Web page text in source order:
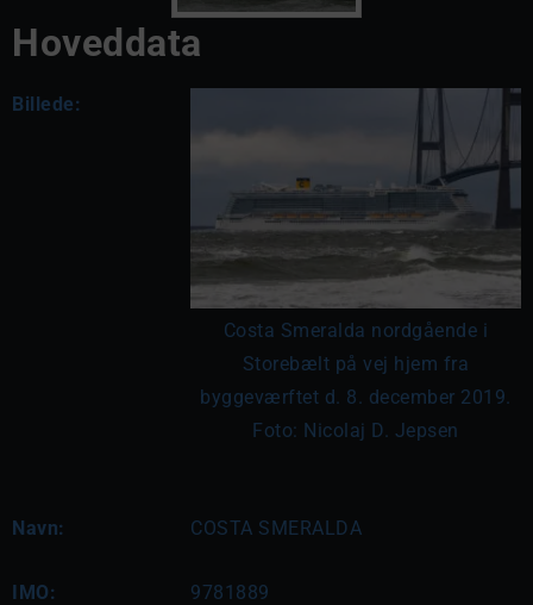
Hoveddata
Billede:
Costa Smeralda nordgående i
Storebælt på vej hjem fra
byggeværftet d. 8. december 2019.
Foto: Nicolaj D. Jepsen
Navn: COSTA SMERALDA
IMO: 9781889